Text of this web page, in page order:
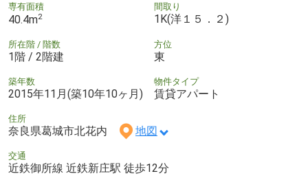
専有面積
40.4m2
間取り
1K(洋１５．２)
所在階 / 階数
1階 / 2階建
方位
東
築年数
2015年11月(築10年10ヶ月)
物件タイプ
賃貸アパート
住所
奈良県葛城市北花内 地図
交通
近鉄御所線 近鉄新庄駅 徒歩12分